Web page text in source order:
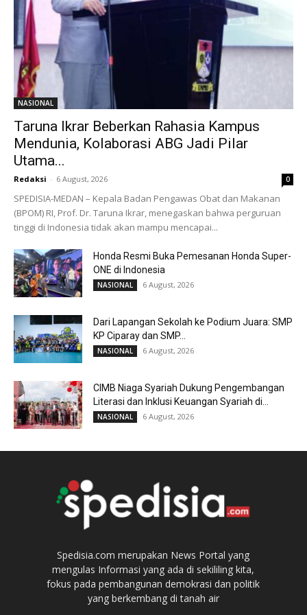
NASIONAL
Taruna Ikrar Beberkan Rahasia Kampus
Mendunia, Kolaborasi ABG Jadi Pilar
Utama...
Redaksi - 6 August, 2026 0
SPEDISIA-MEDAN – Kepala Badan Pengawas Obat dan Makanan
(BPOM) RI, Prof. Dr. Taruna Ikrar, menegaskan bahwa perguruan
tinggi di Indonesia tidak akan mampu mencapai...
Honda Resmi Buka Pemesanan Honda Super-
ONE di Indonesia
NASIONAL 6 August, 2026
Dari Lapangan Sekolah ke Podium Juara: SMP
KP Ciparay dan SMP...
NASIONAL 6 August, 2026
CIMB Niaga Syariah Dukung Pengembangan
Literasi dan Inklusi Keuangan Syariah di...
NASIONAL 6 August, 2026
Spedisia.com merupakan News Portal yang
mengulas Informasi yang ada di sekililing kita,
fokus pada pembangunan demokrasi dan politik
yang berkembang di tanah air